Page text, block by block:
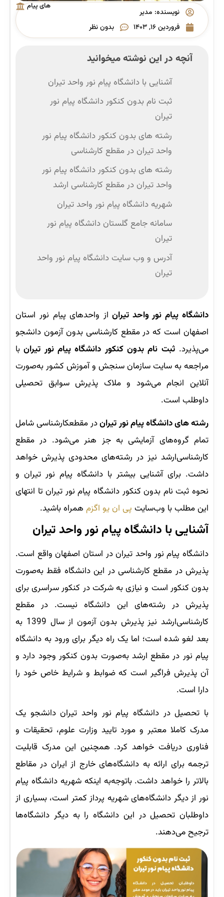
نویسنده: مدیر
فروردین ۱۶, ۱۴۰۳
بدون نظر
های پیام
آنچه در این نوشته میخوانید
آشنایی با دانشگاه پیام نور واحد تیران
ثبت نام بدون کنکور دانشگاه پیام نور
تیران
رشته های بدون کنکور دانشگاه پیام نور
واحد تیران در مقطع کارشناسی
رشته های بدون کنکور دانشگاه پیام نور
واحد تیران در مقطع کارشناسی‌ ارشد
شهریه دانشگاه پیام نور واحد تیران
سامانه جامع گلستان دانشگاه پیام نور
تیران
آدرس و وب‌ سایت دانشگاه پیام نور واحد
تیران
دانشگاه پیام نور واحد تیران از واحدهای پیام نور استان
اصفهان است که در مقطع کارشناسی بدون آزمون دانشجو
می‌پذیرد.ثبت نام بدون کنکور دانشگاه پیام نور تیران با
مراجعه به سایت سازمان سنجش و آموزش کشور به‌صورت
آنلاین انجام می‌شود و ملاک پذیرش سوابق تحصیلی
داوطلب است.
رشته های دانشگاه پیام نور تیراندر مقطعکارشناسی شامل
تمام گروه‌های آزمایشی به جز هنر می‌شود. در مقطع
کارشناسی‌ارشد نیز در رشته‌های محدودی پذیرش خواهد
داشت. برای آشنایی بیشتر با دانشگاه پیام نور تیران و
نحوه ثبت نام بدون کنکور دانشگاه پیام نور تیران تا انتهای
این مطلب با وب‌سایت پی ان یو اگزم همراه باشید.
آشنایی با دانشگاه پیام نور واحد تیران
دانشگاه پیام نور واحد تیران در استان اصفهان واقع است.
پذیرش در مقطع کارشناسی در این دانشگاه فقط به‌صورت
بدون کنکور است و نیازی به شرکت در کنکور سراسری برای
پذیرش در رشته‌های این دانشگاه نیست. در مقطع
کارشناسی‌ارشد نیز پذیرش بدون آزمون از سال 1399 به
بعد لغو شده است؛ اما یک راه دیگر برای ورود به دانشگاه
پیام نور در مقطع ارشد به‌صورت بدون کنکور وجود دارد و
آن پذیرش فراگیر است که ضوابط و شرایط خاص خود را
دارا است.
با تحصیل در دانشگاه پیام نور واحد تیران دانشجو یک
مدرک کاملا معتبر و مورد تایید وزارت علوم، تحقیقات و
فناوری دریافت خواهد کرد. همچنین این مدرک قابلیت
ترجمه برای ارائه به دانشگاه‌های خارج از ایران در مقاطع
بالاتر را خواهد داشت. باتوجه‌به اینکه شهریه دانشگاه پیام
نور از دیگر دانشگاه‌های شهریه پرداز کمتر است، بسیاری از
داوطلبان تحصیل در این دانشگاه را به دیگر دانشگاه‌ها
ترجیح می‌دهند.